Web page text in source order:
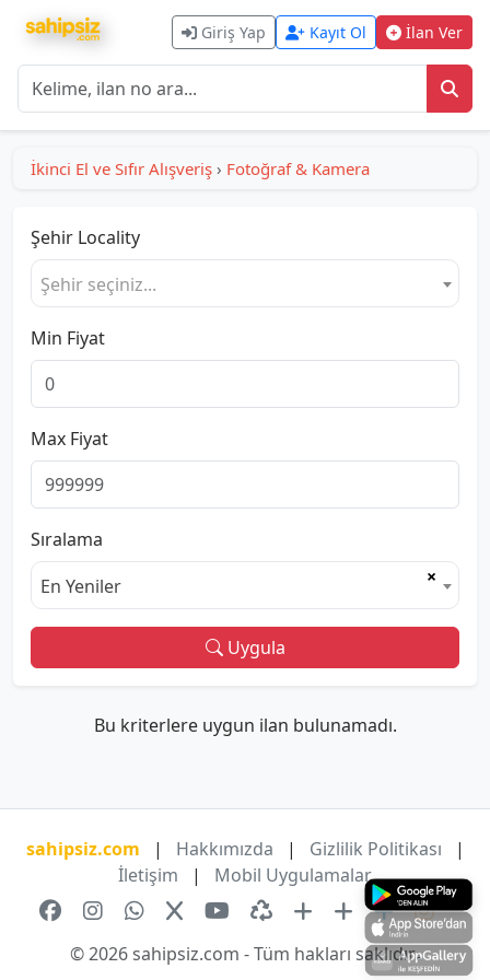
Giriş Yap Kayıt Ol İlan Ver
İkinci El ve Sıfır Alışveriş › Fotoğraf & Kamera
Şehir Locality
Şehir seçiniz...
Min Fiyat
Max Fiyat
Sıralama
×
En Yeniler
Uygula
Bu kriterlere uygun ilan bulunamadı.
sahipsiz.com | Hakkımızda | Gizlilik Politikası
|
İletişim
| Mobil Uygulamalar
© 2026 sahipsiz.com - Tüm hakları saklıdır